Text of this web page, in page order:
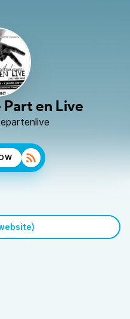
Part en Live